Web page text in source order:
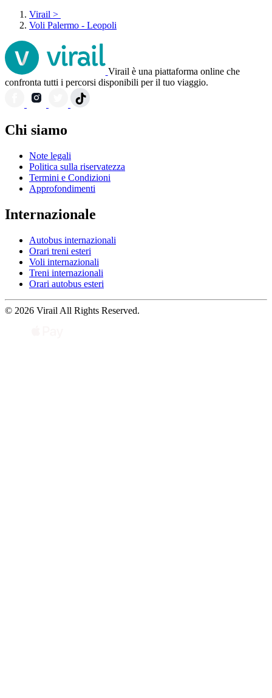
Virail >
Voli Palermo - Leopoli
Virail è una piattaforma online che
confronta tutti i percorsi disponibili per il tuo viaggio.
Chi siamo
Note legali
Politica sulla riservatezza
Termini e Condizioni
Approfondimenti
Internazionale
Autobus internazionali
Orari treni esteri
Voli internazionali
Treni internazionali
Orari autobus esteri
© 2026 Virail All Rights Reserved.